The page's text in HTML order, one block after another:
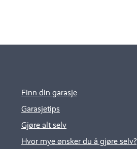
Finn din garasje
Garasjetips
Gjøre alt selv
Hvor mye ønsker du å gjøre selv?